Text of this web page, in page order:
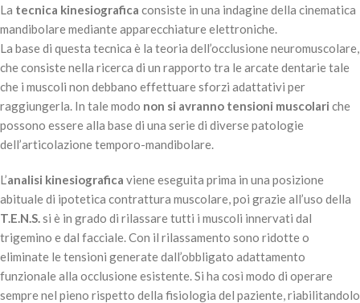
La tecnica kinesiografica consiste in una indagine della cinematica
mandibolare mediante apparecchiature elettroniche.
La base di questa tecnica è la teoria dell’occlusione neuromuscolare,
che consiste nella ricerca di un rapporto tra le arcate dentarie tale
che i muscoli non debbano effettuare sforzi adattativi per
raggiungerla. In tale modo non si avranno tensioni muscolari che
possono essere alla base di una serie di diverse patologie
dell’articolazione temporo-mandibolare.
L’analisi kinesiografica viene eseguita prima in una posizione
abituale di ipotetica contrattura muscolare, poi grazie all’uso della
T.E.N.S.si è in grado di rilassare tutti i muscoli innervati dal
trigemino e dal facciale. Con il rilassamento sono ridotte o
eliminate le tensioni generate dall’obbligato adattamento
funzionale alla occlusione esistente. Si ha così modo di operare
sempre nel pieno rispetto della fisiologia del paziente, riabilitandolo